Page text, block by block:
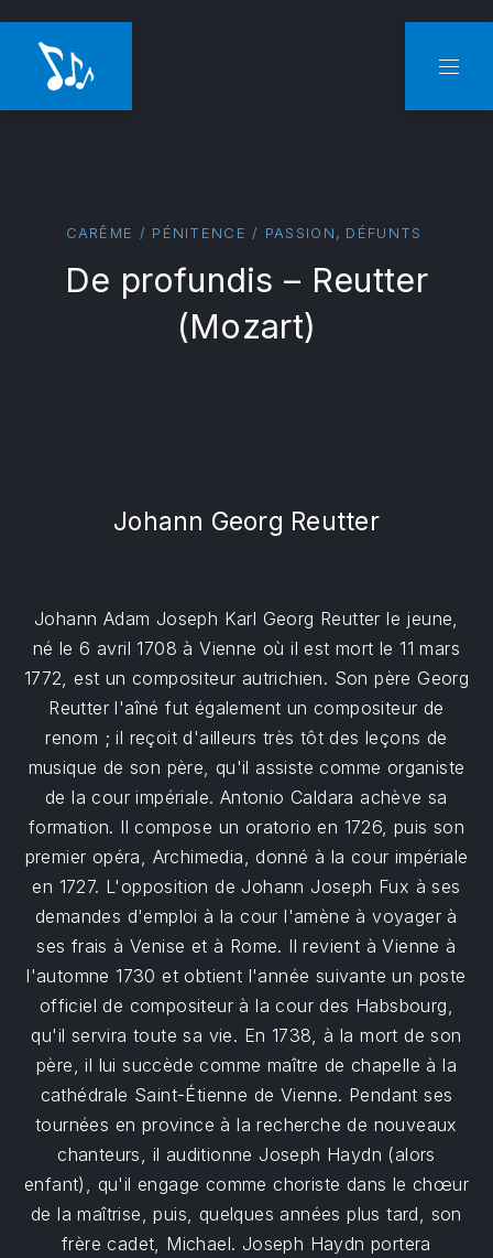
CARÊME / PÉNITENCE / PASSION, DÉFUNTS
De profundis – Reutter
(Mozart)
Johann Georg Reutter
Johann Adam Joseph Karl Georg Reutter le jeune,
né le 6 avril 1708 à Vienne où il est mort le 11 mars
1772, est un compositeur autrichien. Son père Georg
Reutter l'aîné fut également un compositeur de
renom ; il reçoit d'ailleurs très tôt des leçons de
musique de son père, qu'il assiste comme organiste
de la cour impériale. Antonio Caldara achève sa
formation. Il compose un oratorio en 1726, puis son
premier opéra, Archimedia, donné à la cour impériale
en 1727. L'opposition de Johann Joseph Fux à ses
demandes d'emploi à la cour l'amène à voyager à
ses frais à Venise et à Rome. Il revient à Vienne à
l'automne 1730 et obtient l'année suivante un poste
officiel de compositeur à la cour des Habsbourg,
qu'il servira toute sa vie. En 1738, à la mort de son
père, il lui succède comme maître de chapelle à la
cathédrale Saint-Étienne de Vienne. Pendant ses
tournées en province à la recherche de nouveaux
chanteurs, il auditionne Joseph Haydn (alors
enfant), qu'il engage comme choriste dans le chœur
de la maîtrise, puis, quelques années plus tard, son
frère cadet, Michael. Joseph Haydn portera